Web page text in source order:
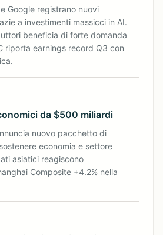
Google registrano nuovi
a investimenti massicci in AI.
beneficia di forte domanda
riporta earnings record Q3 con
da $500 miliardi
nuovo pacchetto di
economia e settore
asiatici reagiscono
Composite +4.2% nella